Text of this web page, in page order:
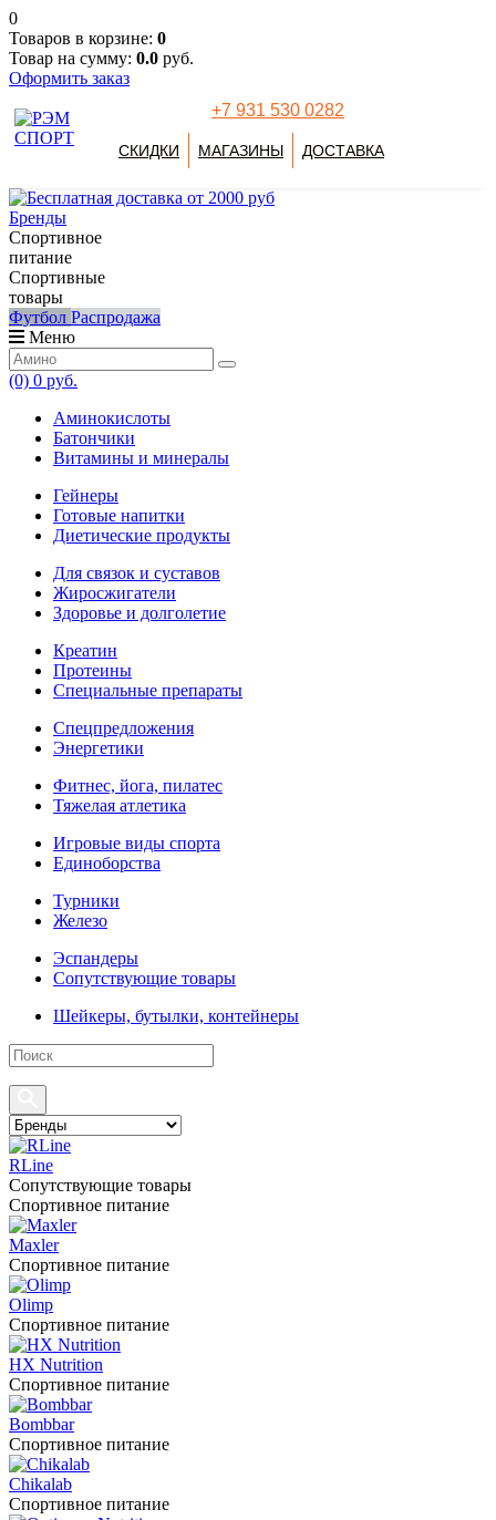
0
Товаров в корзине: 0
Товар на сумму: 0.0 руб.
Оформить заказ
+7 931 530 0282
СКИДКИ МАГАЗИНЫ ДОСТАВКА
Бренды
Спортивное
питание
Спортивные
товары
Футбол Распродажа
Меню
(0) 0 руб.
Аминокислоты
Батончики
Витамины и минералы
Гейнеры
Готовые напитки
Диетические продукты
Для связок и суставов
Жиросжигатели
Здоровье и долголетие
Креатин
Протеины
Специальные препараты
Спецпредложения
Энергетики
Фитнес, йога, пилатес
Тяжелая атлетика
Игровые виды спорта
Единоборства
Турники
Железо
Эспандеры
Сопутствующие товары
Шейкеры, бутылки, контейнеры
RLine
Сопутствующие товары
Спортивное питание
Maxler
Спортивное питание
Olimp
Спортивное питание
HX Nutrition
Спортивное питание
Bombbar
Спортивное питание
Chikalab
Спортивное питание